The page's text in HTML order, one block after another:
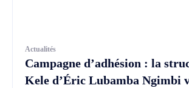
Actualités
Campagne d’adhésion : la
Kele d’Éric Lubamba Ngimbi